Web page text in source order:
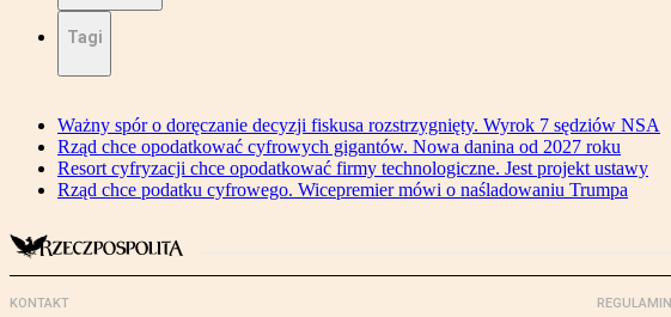
Tagi
Ważny spór o doręczanie decyzji fiskusa rozstrzygnięty. Wyrok 7 sędziów NSA
Rząd chce opodatkować cyfrowych gigantów. Nowa danina od 2027 roku
Resort cyfryzacji chce opodatkować firmy technologiczne. Jest projekt ustawy
Rząd chce podatku cyfrowego. Wicepremier mówi o naśladowaniu Trumpa
KONTAKT REGULAMIN